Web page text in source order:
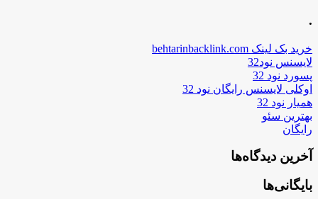
.
خرید بک لینک behtarinbacklink.com
لایسنس نود32
پسورد نود 32
اوکلی لایسنس رایگان نود 32
همیار نود 32
بهترین سئو
رایگان
آخرین دیدگاه‌ها
بایگانی‌ها